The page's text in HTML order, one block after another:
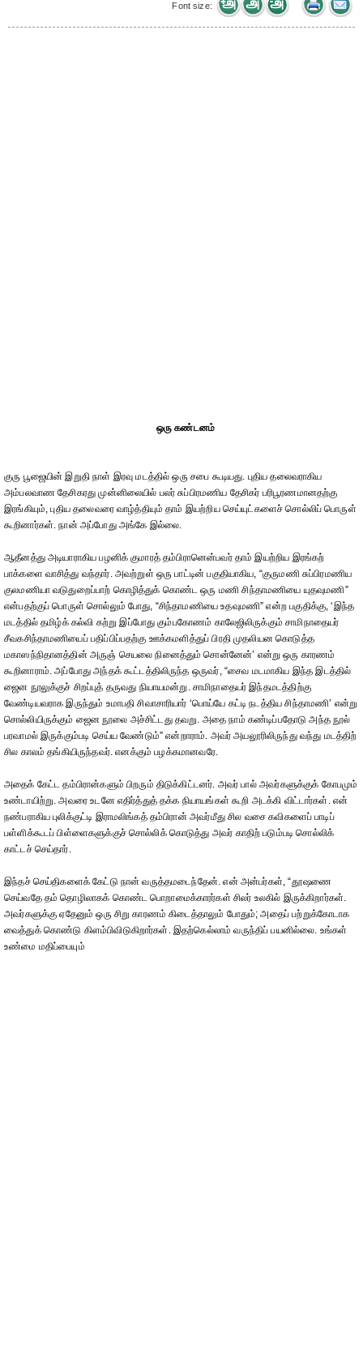
Font size:
ஒரு கண்டனம்
குரு பூஜையின் இறுதி நாள் இரவு மடத்தில் ஒரு சபை கூடியது. புதிய தலைவராகிய
அம்பலவாண தேசிகரது முன்னிலையில் பலர் சுப்பிரமணிய தேசிகர் பரிபூரணமானதற்கு
இரங்கியும், புதிய தலைவரை வாழ்த்தியும் தாம் இயற்றிய செய்யுட்களைச் சொல்லிப் பொருள்
கூறினார்கள். நான் அப்போது அங்கே இல்லை.
ஆதீனத்து அடியாராகிய பழனிக் குமாரத் தம்பிரானென்பவர் தாம் இயற்றிய இரங்கற்
பாக்களை வாசித்து வந்தார். அவற்றுள் ஒரு பாட்டின் பகுதியாகிய, “குருமணி சுப்பிரமணிய
குலமணியா வடுதுறைப்பாற் கொழித்துக் கொண்ட ஒரு மணி சிந்தாமணியை யுதவுமணி”
என்பதற்குப் பொருள் சொல்லும் போது, “சிந்தாமணியை உதவுமணி” என்ற பகுதிக்கு, ‘இந்த
மடத்தில் தமிழ்க் கல்வி கற்று இப்போது கும்பகோணம் காலேஜிலிருக்கும் சாமிநாதையர்
சீவகசிந்தாமணியைப் பதிப்பிப்பதற்கு ஊக்கமளித்துப் பிரதி முதலியன கொடுத்த
மகாஸந்நிதானத்தின் அருஞ் செயலை நினைத்தும் சொன்னேன்’ என்று ஒரு காரணம்
கூறினாராம். அப்போது அந்தக் கூட்டத்திலிருந்த ஒருவர், “சைவ மடமாகிய இந்த இடத்தில்
ஜைன நூலுக்குச் சிறப்புத் தருவது நியாயமன்று. சாமிநாதையர் இந்தமடத்திற்கு
வேண்டியவராக இருந்தும் உமாபதி சிவாசாரியார் ‘பொய்யே கட்டி நடத்திய சிந்தாமணி’ என்று
சொல்லியிருக்கும் ஜைன நூலை அச்சிட்டது தவறு. அதை நாம் கண்டிப்பதோடு அந்த நூல்
பரவாமல் இருக்கும்படி செய்ய வேண்டும்” என்றாராம். அவர் அயலூரிலிருந்து வந்து மடத்திற்
சில காலம் தங்கியிருந்தவர். எனக்கும் பழக்கமானவரே.
அதைக் கேட்ட தம்பிரான்களும் பிறரும் திடுக்கிட்டனர். அவர் பால் அவர்களுக்குக் கோபமும்
உண்டாயிற்று. அவரை உடனே எதிர்த்துத் தக்க நியாயங்கள் கூறி அடக்கி விட்டார்கள். என்
நண்பராகிய புலிக்குட்டி இராமலிங்கத் தம்பிரான் அவர்மீது சில வசை கவிகளைப் பாடிப்
பள்ளிக்கூடப் பிள்ளைகளுக்குச் சொல்லிக் கொடுத்து அவர் காதிற் படும்படி சொல்லிக்
காட்டச் செய்தார்.
இந்தச் செய்திகளைக் கேட்டு நான் வருத்தமடைந்தேன். என் அன்பர்கள், “தூஷணை
செய்வதே தம் தொழிலாகக் கொண்ட பொறாமைக்காரர்கள் சிலர் உலகில் இருக்கிறார்கள்.
அவர்களுக்கு ஏதேனும் ஒரு சிறு காரணம் கிடைத்தாலும் போதும்; அதைப் பற்றுக்கோடாக
வைத்துக் கொண்டு கிளம்பிவிடுகிறார்கள். இதற்கெல்லாம் வருந்திப் பயனில்லை. உங்கள்
உண்மை மதிப்பையும்